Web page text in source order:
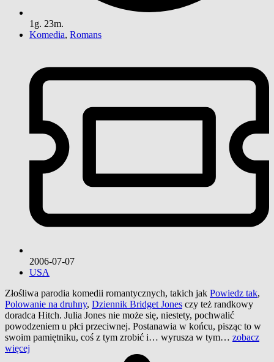
1g. 23m.
Komedia, Romans
2006-07-07
USA
Złośliwa parodia komedii romantycznych, takich jak Powiedz tak,
Polowanie na druhny, Dziennik Bridget Jones czy też randkowy
doradca Hitch. Julia Jones nie może się, niestety, pochwalić
powodzeniem u płci przeciwnej. Postanawia w końcu, pisząc to w
swoim pamiętniku, coś z tym zrobić i… wyrusza w tym… zobacz
więcej